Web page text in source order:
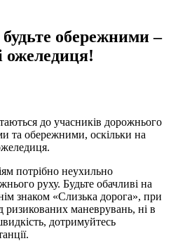
будьте обережними –
ожеледиця!
до учасників дорожнього
та обережними, оскільки на
потрібно неухильно
руху. Будьте обачливі на
знаком «Слизька дорога», при
ризикованих маневрувань, ні в
дотримуйтесь